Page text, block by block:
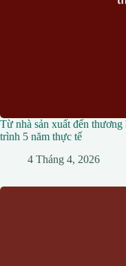
Từ nhà sản xuất đến
trình 5 năm thực tế
4 Tháng 4, 2026